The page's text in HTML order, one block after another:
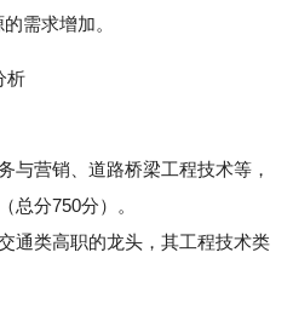
需求增加。
析
营销、道路桥梁工程技术等，
总分750分）。
类高职的龙头，其工程技术类